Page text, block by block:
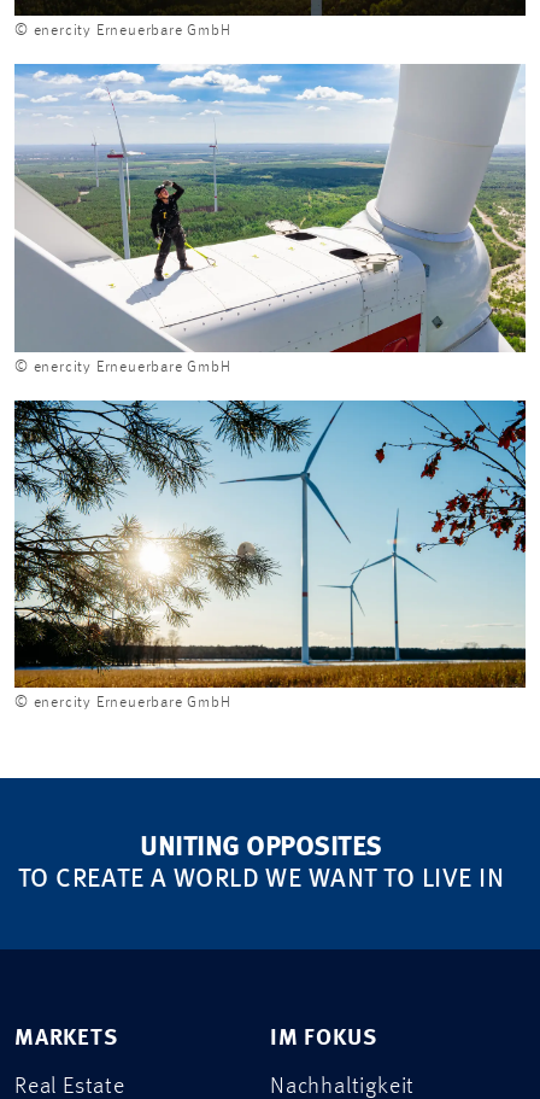
© enercity Erneuerbare GmbH
© enercity Erneuerbare GmbH
© enercity Erneuerbare GmbH
UNITING OPPOSITES
TO CREATE A WORLD WE WANT TO LIVE IN
MARKETS
Real Estate
IM FOKUS
Nachhaltigkeit